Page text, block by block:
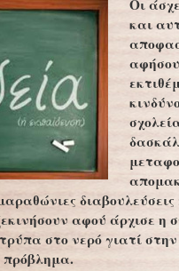
Οι
και
διαβουλεύσεις
αφού άρχισε η
στο νερό γιατί